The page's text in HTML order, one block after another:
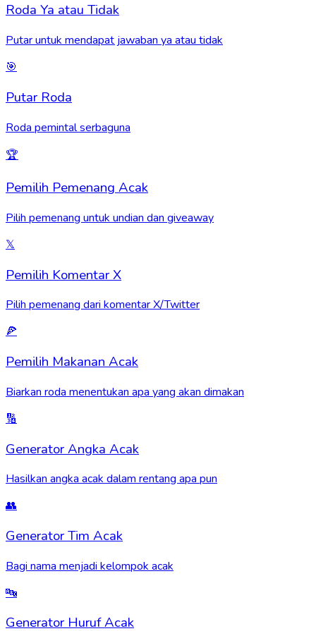
Roda Ya atau Tidak
Putar untuk mendapat jawaban ya atau tidak
🎯
Putar Roda
Roda pemintal serbaguna
🏆
Pemilih Pemenang Acak
Pilih pemenang untuk undian dan giveaway
𝕏
Pemilih Komentar X
Pilih pemenang dari komentar X/Twitter
🍕
Pemilih Makanan Acak
Biarkan roda menentukan apa yang akan dimakan
🔢
Generator Angka Acak
Hasilkan angka acak dalam rentang apa pun
👥
Generator Tim Acak
Bagi nama menjadi kelompok acak
🔤
Generator Huruf Acak